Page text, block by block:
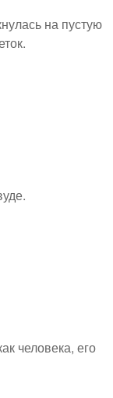
на пустую
человека, его